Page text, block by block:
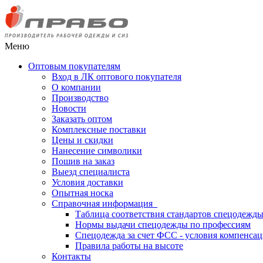
Меню
Оптовым покупателям
Вход в ЛК оптового покупателя
О компании
Производство
Новости
Заказать оптом
Комплексные поставки
Цены и скидки
Нанесение символики
Пошив на заказ
Выезд специалиста
Условия доставки
Опытная носка
Справочная информация
Таблица соответствия стандартов спецодежды
Нормы выдачи спецодежды по профессиям
Спецодежда за счет ФСС - условия
Правила работы на высоте
Контакты